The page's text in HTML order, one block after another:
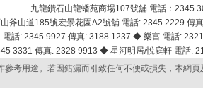
九龍鑽石山龍蟠苑商場107號舖 電話：2345
斧山道185號宏景花園A2號舖 電話: 2345 2229
電話: 2345 9927 傳真: 3188 1237 ◆ 樂富 電話:
3331 傳真: 2328 9913 ◆ 星河明居/悅庭軒 電話
參考用途。若因錯漏而引致任何不便或損失，本網